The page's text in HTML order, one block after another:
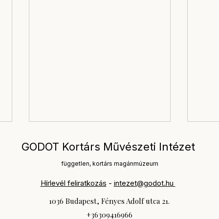
GODOT Kortárs Művészeti Intézet
független, kortárs magánmúzeum
Hírlevél feliratkozás - intezet@godot.hu
1036 Budapest, Fényes Adolf utca 21.
+36309416966